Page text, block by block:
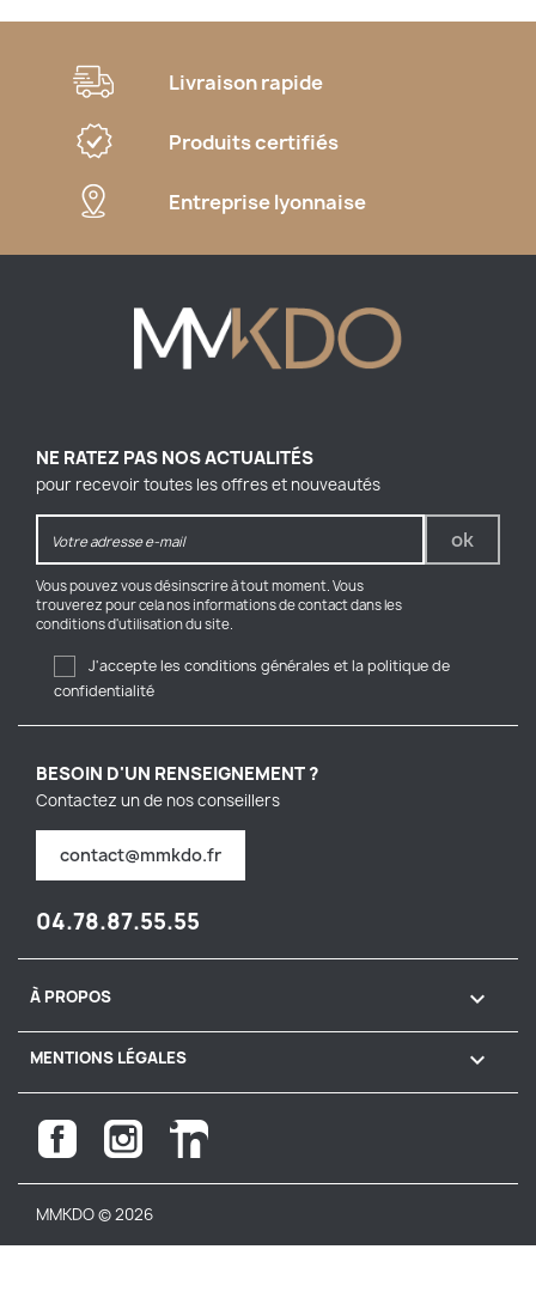
Livraison rapide
Produits certifiés
Entreprise lyonnaise
NE RATEZ PAS NOS ACTUALITÉS
pour recevoir toutes les offres et nouveautés
Vous pouvez vous désinscrire à tout moment. Vous
trouverez pour cela nos informations de contact dans les
conditions d'utilisation du site.
J'accepte les conditions générales et la politique de
confidentialité
BESOIN D'UN RENSEIGNEMENT ?
Contactez un de nos conseillers
contact@mmkdo.fr
04.78.87.55.55
À PROPOS 
MENTIONS LÉGALES 
FacebookInstagramLinkedIn
MMKDO © 2026